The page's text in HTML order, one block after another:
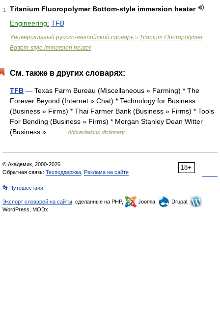
1
Titanium Fluoropolymer Bottom-style immersion heater
Engineering: TFB
Универсальный русско-английский словарь > Titanium Fluoropolymer
Bottom-style immersion heater
См. также в других словарях:
TFB — Texas Farm Bureau (Miscellaneous » Farming) * The
Forever Beyond (Internet » Chat) * Technology for Business
(Business » Firms) * Thai Farmer Bank (Business » Firms) * Tools
For Bending (Business » Firms) * Morgan Stanley Dean Witter
(Business »… …
Abbreviations dictionary
18+
© Академик, 2000-2026
Обратная связь: Техподдержка Реклама на сайте
👣 Путешествия
Экспорт словарей на сайты , сделанные на PHP, Joomla,
Drupal,
WordPress, MODx.